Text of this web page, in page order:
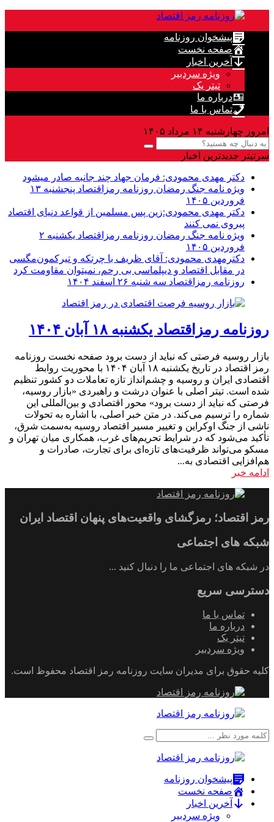
پیشخوان روزنامه
صفحه نخست
آخرین اخبار
ویژه سردبیر
تیتر یک
درباره ما
تماس با ما
امروز چهارشنبه ۱۴ مرداد ۱۴۰۵
سرتیتر جدیدترین اخبار
دکتر مهدى محمودى: فرمان جهاد چند جانبه صادر میشود
ویژه نامه جنگ رمضان روزنامه رمزاقتصاد پنجشنبه ۱۳
فروردین ۱۴۰۵
دکتر مهدی محمودی:زین پس مسلمین از قواعد دنیاى اقتصاد
پیروى نمی کنند
ویژه نامه جنگ رمضان روزنامه رمزاقتصاد یکشنبه ۲
فروردین ۱۴۰۵
دکترمهدى محمودى: آقای ظریف با چرتکه و تیرکمون‌مگسی
در مقابل اقتصاد و دیپلماسی بی رحم، نمیتوان مقاومت کرد
روزنامه رمزاقتصاد سه شنبه ۲۶ اسفند ۱۴۰۴
روزنامه رمزاقتصاد یکشنبه ۱۸ آبان ۱۴۰۴
بازار روسیه فرصتی که نباید از دست برود صفحه نخست روزنامه
رمز اقتصاد در تاریخ یکشنبه ۱۸ آبان ۱۴۰۴ با محوریت روابط
اقتصادی ایران و روسیه و چشم‌انداز تازه تعاملات دو کشور تنظیم
شده است. تیتر اصلی با عنوان درشت و راهبردی «بازار روسیه،
فرصتی که نباید از دست برود» محور اقتصادی و بین‌المللی این
شماره را ترسیم می‌کند. در متن خبر اصلی، با اشاره به تحولات
ناشی از جنگ اوکراین و تغییر مسیر اقتصاد روسیه به‌سمت شرق،
تأکید می‌شود که در شرایط تحریم‌های غرب، همکاری میان تهران و
مسکو می‌تواند ظرفیت‌های تازه‌ای برای تجارت، صادرات و
هم‌افزایی اقتصادی به...
ادامه خبر
رمز اقتصاد؛ رمزگشای واقعیت‌های پنهان اقتصاد ایران
شبکه های اجتماعی
در شبکه های اجتماعی ما را دنبال کنید ...
دسترسی سریع
تماس با ما
درباره ما
تیتر یک
ویژه سردبیر
کلیه حقوق برای مدیران سایت روزنامه رمز اقتصاد محفوظ است.
پیشخوان روزنامه
صفحه نخست
آخرین اخبار
ویژه سردبیر